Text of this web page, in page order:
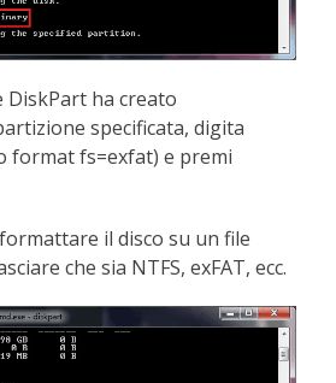
DiskPart ha creato
specificata, digita
format fs=exfat) e premi
il disco su un file
che sia NTFS, exFAT, ecc.